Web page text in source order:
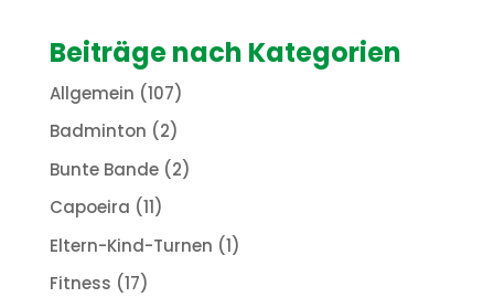
Beiträge nach Kategorien
Allgemein (107)
Badminton (2)
Bunte Bande(2)
Capoeira (11)
Eltern-Kind-Turnen (1)
Fitness (17)